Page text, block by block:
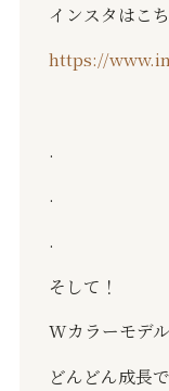
インスタはこ
https://
.
.
.
そして！
Wカラーモデ
どんどん成長